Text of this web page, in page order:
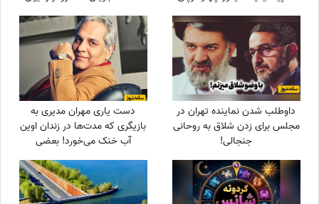
من تکرارنشدنی است +فیلم
چنان در قید مهرت پای بندم که
گویی آهوی...
داوطلب شدن نماینده تهران در
مجلس برای زدن شلاق به روحانی
جنجالی!
دست یاری مهران مدیری به
بازیگری که مدت‌ها در زندان اوین
آب خنک می‌خورد! بعضی
خوبی‌ها هیچ‌وقت از یاد آدم
نمی‌ره! پهلوانی فقط به زور بازو
نیست که...